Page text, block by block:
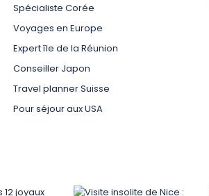
Spécialiste Corée
Voyages en Europe
Expert île de la Réunion
Conseiller Japon
Travel planner Suisse
Pour séjour aux USA